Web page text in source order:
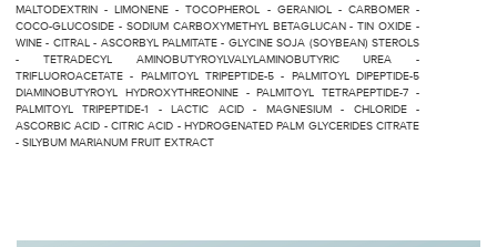
MALTODEXTRIN - LIMONENE - TOCOPHEROL - GERANIOL - CARBOMER -
COCO-GLUCOSIDE - SODIUM CARBOXYMETHYL BETAGLUCAN - TIN OXIDE -
WINE - CITRAL - ASCORBYL PALMITATE - GLYCINE SOJA (SOYBEAN) STEROLS
- TETRADECYL AMINOBUTYROYLVALYLAMINOBUTYRIC UREA -
TRIFLUOROACETATE - PALMITOYL TRIPEPTIDE-5 - PALMITOYL DIPEPTIDE-5
DIAMINOBUTYROYL HYDROXYTHREONINE - PALMITOYL TETRAPEPTIDE-7 -
PALMITOYL TRIPEPTIDE-1 - LACTIC ACID - MAGNESIUM - CHLORIDE -
ASCORBIC ACID - CITRIC ACID - HYDROGENATED PALM GLYCERIDES CITRATE
- SILYBUM MARIANUM FRUIT EXTRACT